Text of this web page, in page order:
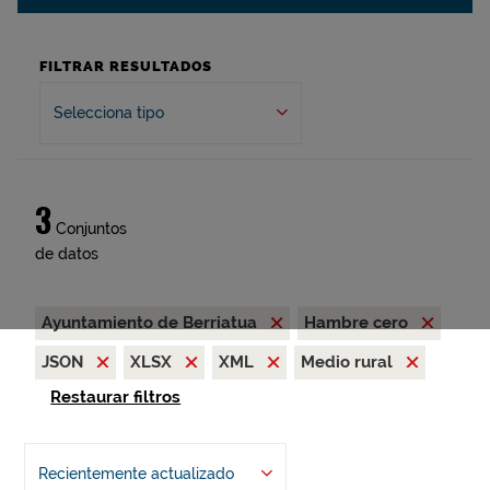
FILTRAR RESULTADOS
Selecciona tipo
3 Conjuntos
de datos
Ayuntamiento de Berriatua
Hambre cero
JSON
XLSX XML
Medio rural
Restaurar filtros
Recientemente actualizado